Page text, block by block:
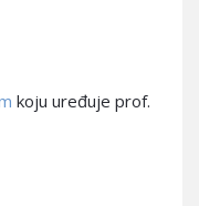
koju uređuje prof.